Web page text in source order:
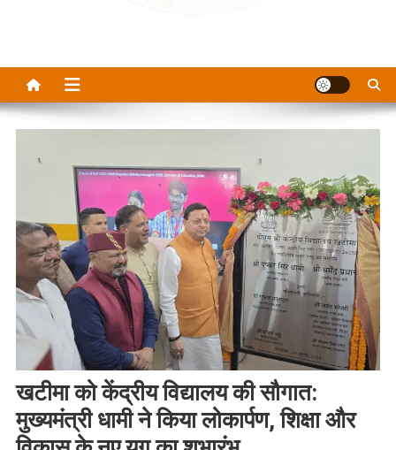
खटीमा को केंद्रीय विद्यालय की सौगात:
मुख्यमंत्री धामी ने किया लोकार्पण, शिक्षा और